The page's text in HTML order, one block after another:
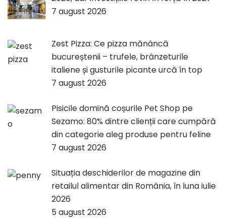
7 august 2026
Zest Pizza: Ce pizza mănâncă
bucureștenii – trufele, brânzeturile
italiene și gusturile picante urcă în top
7 august 2026
Pisicile domină coșurile Pet Shop pe
Sezamo: 80% dintre clienții care cumpără
din categorie aleg produse pentru feline
7 august 2026
Situația deschiderilor de magazine din
retailul alimentar din România, în luna iulie
2026
5 august 2026